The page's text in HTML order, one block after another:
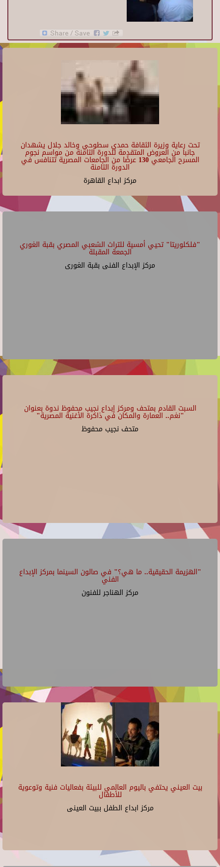
تحت رعاية وزيرة الثقافة حمدي سطوحي وخالد جلال يشهدان
جانبا من العروض المتقدمة للدورة الثامنة من مواسم نجوم
المسرح الجامعي 130 عرضًا من الجامعات المصرية تتنافس في
الدورة الثامنة
مركز ابداع القاهرة
"فلكلوريتا" تحيي أمسية للتراث الشعبي المصري بقبة الغوري
الجمعة المقبلة
مركز الإبداع الفنى بقبة الغورى
السبت القادم بمتحف ومركز إبداع نجيب محفوظ ندوة بعنوان
"نغم.. العمارة والمكان في ذاكرة الأغنية المصرية"
متحف نجيب محفوظ
"الهزيمة الحقيقية.. ما هي؟" في صالون السينما بمركز الإبداع
الفني
مركز الهناجر للفنون
بيت العيني يحتفي باليوم العالمي للبيئة بفعاليات فنية وتوعوية
للأطفال
مركز ابداع الطفل ببيت العينى